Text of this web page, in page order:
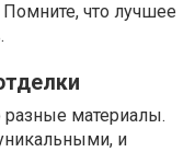
что лучшее
материалы.
и